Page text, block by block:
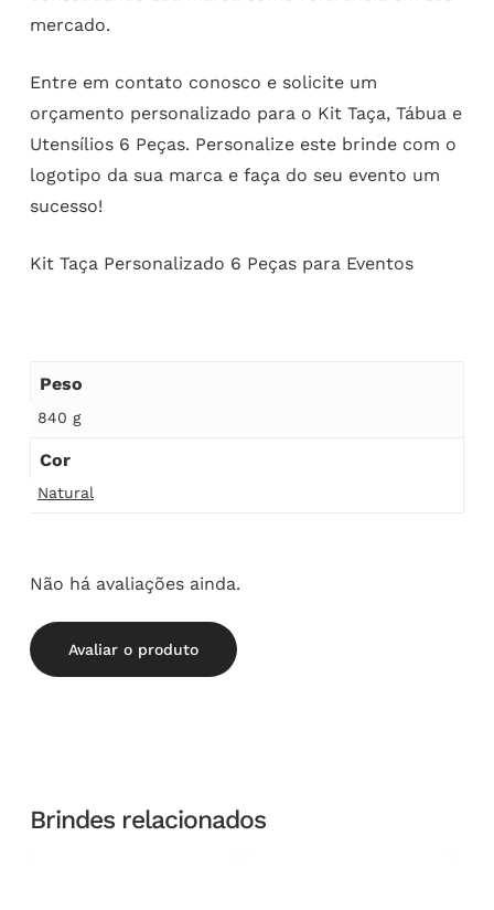
mercado.
Entre em contato conosco e solicite um
orçamento personalizado para o Kit Taça, Tábua e
Utensílios 6 Peças. Personalize este brinde com o
logotipo da sua marca e faça do seu evento um
sucesso!
Kit Taça Personalizado 6 Peças para Eventos
Peso
840 g
Cor
Natural
Não há avaliações ainda.
Avaliar o produto
Brindes relacionados